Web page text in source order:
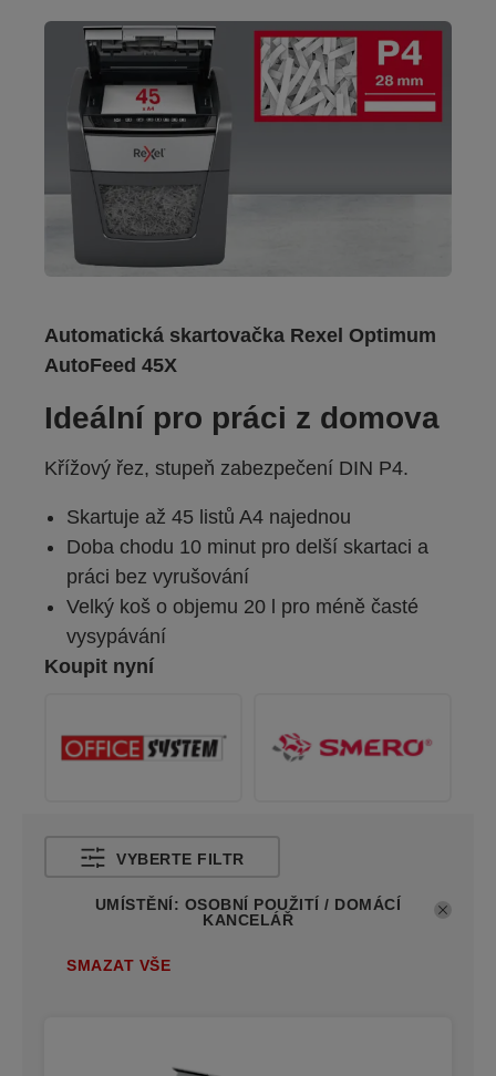
Automatická skartovačka Rexel Optimum
AutoFeed 45X
Ideální pro práci z domova
Křížový řez, stupeň zabezpečení DIN P4.
Skartuje až 45 listů A4 najednou
Doba chodu 10 minut pro delší skartaci a
práci bez vyrušování
Velký koš o objemu 20 l pro méně časté
vysypávání
Koupit nyní
VYBERTE FILTR
UMÍSTĚNÍ: OSOBNÍ POUŽITÍ / DOMÁCÍ
KANCELÁŘ
SMAZAT VŠE